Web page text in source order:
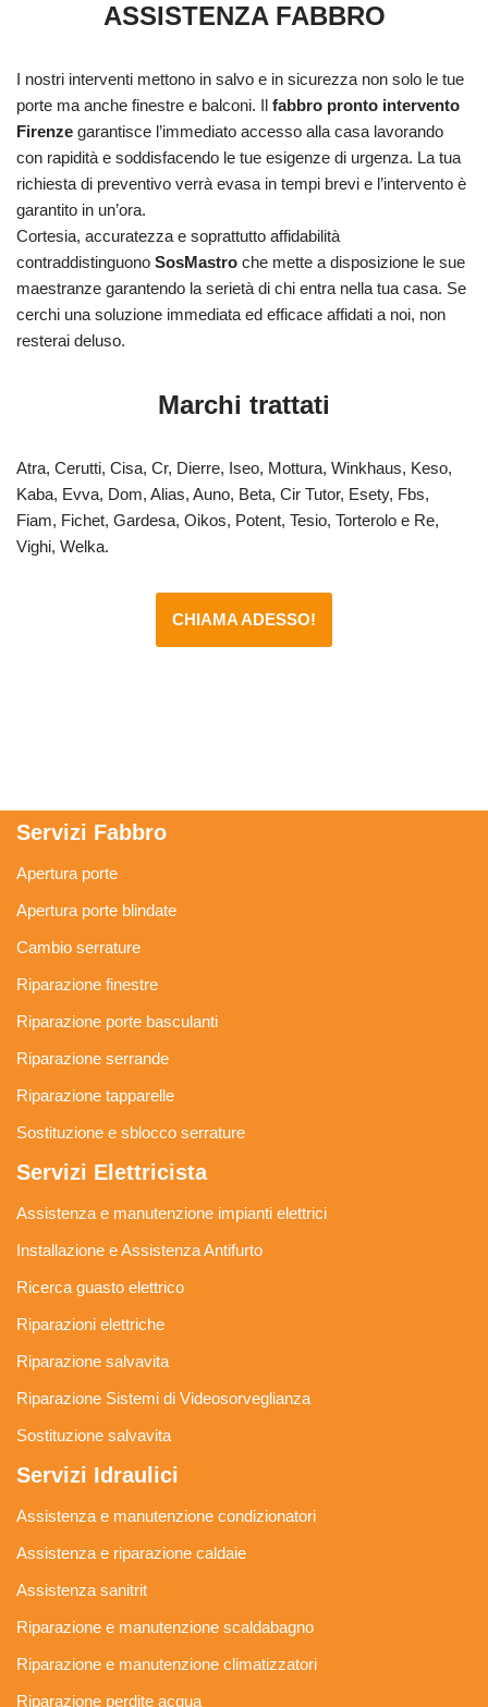
ASSISTENZA FABBRO
I nostri interventi mettono in salvo e in sicurezza non solo le tue
porte ma anche finestre e balconi. Il fabbro pronto intervento
Firenze garantisce l’immediato accesso alla casa lavorando
con rapidità e soddisfacendo le tue esigenze di urgenza. La tua
richiesta di preventivo verrà evasa in tempi brevi e l’intervento è
garantito in un’ora.
Cortesia, accuratezza e soprattutto affidabilità
contraddistinguono SosMastro che mette a disposizione le sue
maestranze garantendo la serietà di chi entra nella tua casa. Se
cerchi una soluzione immediata ed efficace affidati a noi, non
resterai deluso.
Marchi trattati
Atra, Cerutti, Cisa, Cr, Dierre, Iseo, Mottura, Winkhaus, Keso,
Kaba, Evva, Dom, Alias, Auno, Beta, Cir Tutor, Esety, Fbs,
Fiam, Fichet, Gardesa, Oikos, Potent, Tesio, Torterolo e Re,
Vighi, Welka.
CHIAMA ADESSO!
Servizi Fabbro
Apertura porte
Apertura porte blindate
Cambio serrature
Riparazione finestre
Riparazione porte basculanti
Riparazione serrande
Riparazione tapparelle
Sostituzione e sblocco serrature
Servizi Elettricista
Assistenza e manutenzione impianti elettrici
Installazione e Assistenza Antifurto
Ricerca guasto elettrico
Riparazioni elettriche
Riparazione salvavita
Riparazione Sistemi di Videosorveglianza
Sostituzione salvavita
Servizi Idraulici
Assistenza e manutenzione condizionatori
Assistenza e riparazione caldaie
Assistenza sanitrit
Riparazione e manutenzione scaldabagno
Riparazione e manutenzione climatizzatori
Riparazione perdite acqua